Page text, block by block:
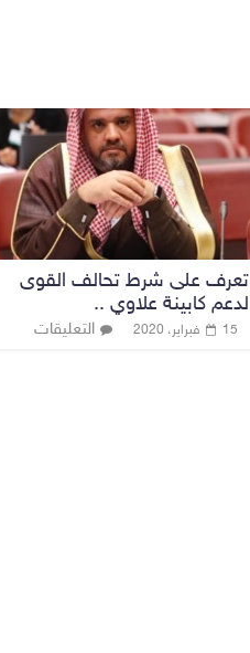
تعرف على شرط تحالف القوى
لدعم كابينة علاوي ..
15 فبراير، 2020 التعليقات